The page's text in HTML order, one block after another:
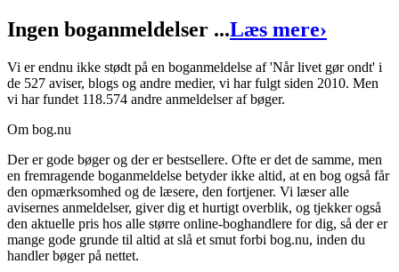
Ingen boganmeldelser ...Læs mere›
Vi er endnu ikke stødt på en boganmeldelse af 'Når livet gør ondt' i
de 527 aviser, blogs og andre medier, vi har fulgt siden 2010. Men
vi har fundet 118.574 andre anmeldelser af bøger.
Om bog.nu
Der er gode bøger og der er bestsellere. Ofte er det de samme, men
en fremragende boganmeldelse betyder ikke altid, at en bog også får
den opmærksomhed og de læsere, den fortjener. Vi læser alle
avisernes anmeldelser, giver dig et hurtigt overblik, og tjekker også
den aktuelle pris hos alle større online-boghandlere for dig, så der er
mange gode grunde til altid at slå et smut forbi bog.nu, inden du
handler bøger på nettet.